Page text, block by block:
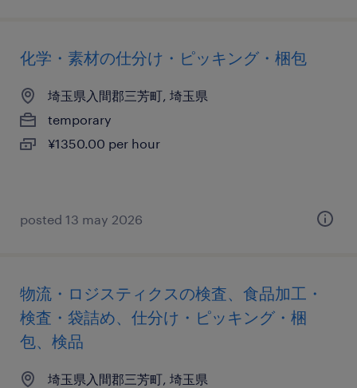
化学・素材の仕分け・ピッキング・梱包
埼玉県入間郡三芳町, 埼玉県
temporary
¥1350.00 per hour
posted 13 may 2026
物流・ロジスティクスの検査、食品加工・
検査・袋詰め、仕分け・ピッキング・梱
包、検品
埼玉県入間郡三芳町, 埼玉県